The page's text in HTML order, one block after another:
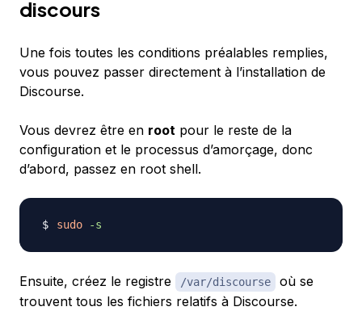
discours
Une fois toutes les conditions préalables remplies,
vous pouvez passer directement à l’installation de
Discourse.
Vous devrez être en root pour le reste de la
configuration et le processus d’amorçage, donc
d’abord, passez en root shell.
sudo -s
Ensuite, créez le registre /var/discourse
où se
trouvent tous les fichiers relatifs à Discourse.